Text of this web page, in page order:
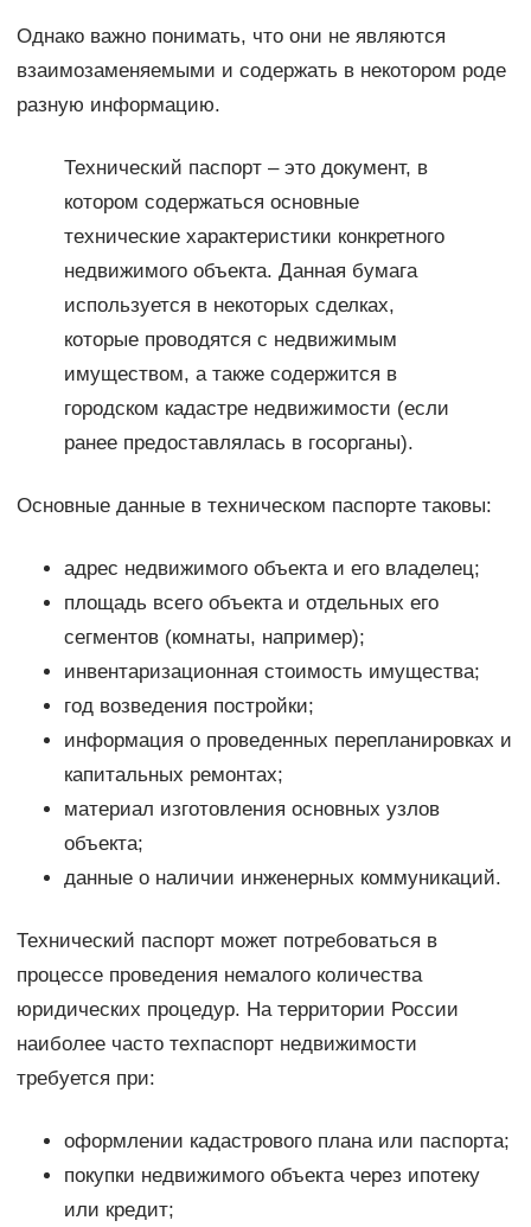
Однако важно понимать, что они не являются
взаимозаменяемыми и содержать в некотором роде
разную информацию.
Технический паспорт – это документ, в
котором содержаться основные
технические характеристики конкретного
недвижимого объекта. Данная бумага
используется в некоторых сделках,
которые проводятся с недвижимым
имуществом, а также содержится в
городском кадастре недвижимости (если
ранее предоставлялась в госорганы).
Основные данные в техническом паспорте таковы:
адрес недвижимого объекта и его владелец;
площадь всего объекта и отдельных его
сегментов (комнаты, например);
инвентаризационная стоимость имущества;
год возведения постройки;
информация о проведенных перепланировках и
капитальных ремонтах;
материал изготовления основных узлов
объекта;
данные о наличии инженерных коммуникаций.
Технический паспорт может потребоваться в
процессе проведения немалого количества
юридических процедур. На территории России
наиболее часто техпаспорт недвижимости
требуется при:
оформлении кадастрового плана или паспорта;
покупки недвижимого объекта через ипотеку
или кредит;